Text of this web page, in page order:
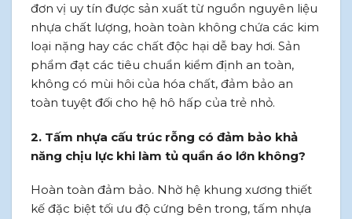
đơn vị uy tín được sản xuất từ nguồn nguyên liệu
nhựa chất lượng, hoàn toàn không chứa các kim
loại nặng hay các chất độc hại dễ bay hơi. Sản
phẩm đạt các tiêu chuẩn kiểm định an toàn,
không có mùi hôi của hóa chất, đảm bảo an
toàn tuyệt đối cho hệ hô hấp của trẻ nhỏ.
2. Tấm nhựa cấu trúc rỗng có đảm bảo khả
năng chịu lực khi làm tủ quần áo lớn không?
Hoàn toàn đảm bảo. Nhờ hệ khung xương thiết
kế đặc biệt tối ưu độ cứng bên trong, tấm nhựa